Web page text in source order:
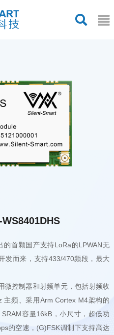
的首颗国产支持LoRa的LPWAN无
发而来，支持433/470频段，最大
微控制器和射频单元，包括射频收
主频、采用Arm Cortex M4架构的
容量16kB，小尺寸，超低功
的空速，(G)FSK调制下支持高达